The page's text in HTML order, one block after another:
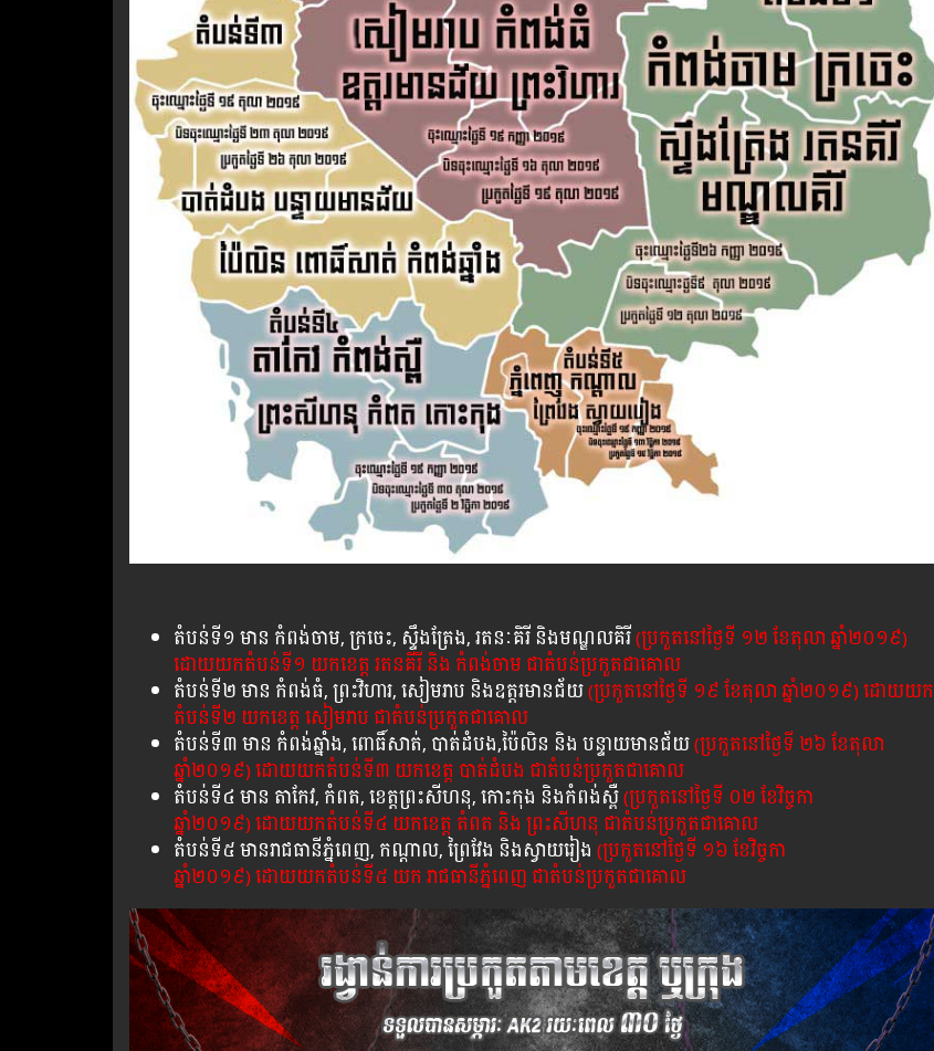
​តំបន់​ទី​១​ មាន​ កំពង់​ចាម​, ក្រចេះ, ស្ទឹង​ត្រែង​, រតនៈគិរី និង​មណ្ឌលគិរី​(ប្រកួត​នៅ​ថ្ងៃ​ទី​ ១២ ខែតុលា ឆ្នាំ២០១៩)
ដោយយកតំបន់ទី១ យកខេត្ត រតនគីរី និង កំពង់ចាម ជាតំបន់ប្រកួតជាគោល
តំបន់​ទី​២​ មាន​ ​កំពង់​ធំ​, ព្រះ​វិហារ​, សៀម​រាប​ និង​ឧត្តរមានជ័យ(ប្រកួត​នៅ​ថ្ងៃ​ទី​ ១៩ ខែ​តុលា ឆ្នាំ២០១៩) ដោយយក
តំបន់ទី២ យកខេត្ត សៀមរាប ជាតំបន់ប្រកួតជាគោល
តំបន់​ទី​៣​ មាន​ កំពង់​ឆ្នាំង, ពោធិ៍សាត់, បាត់​ដំបង,ប៉ៃលិន​ និង​ បន្ទាយ​មាន​ជ័យ​(ប្រកួត​នៅ​ថ្ងៃ​ទី​ ២៦ ខែ​តុលា
ឆ្នាំ២០១៩) ដោយយកតំបន់ទី៣ យកខេត្ត បាត់ដំបង ជាតំបន់ប្រកួតជាគោល
តំបន់​ទី​៤​ មាន​ តាកែវ​, កំពត, ខេត្តព្រះ​សីហនុ, ​កោះ​កុង​ និង​កំពង់​ស្ពឺ(ប្រកួត​នៅ​ថ្ងៃ​ទី​ ០២ ខែវិច្ចកា
ឆ្នាំ២០១៩) ដោយយកតំបន់ទី៤ យកខេត្ត តំពត និង ព្រះសីហនុ ជាតំបន់ប្រកួតជាគោល
តំបន់​ទី​៥ មាន​រាជធានី​ភ្នំពេញ​, កណ្ដាល, ព្រៃ​វែង​ និង​ស្វាយ​រៀង​ (ប្រកួត​នៅ​ថ្ងៃ​ទី​ ១៦​ ខែវិច្ចកា
ឆ្នាំ២០១៩) ដោយយកតំបន់ទី៥ យក រាជធានីភ្នំពេញ ជាតំបន់ប្រកួតជាគោល